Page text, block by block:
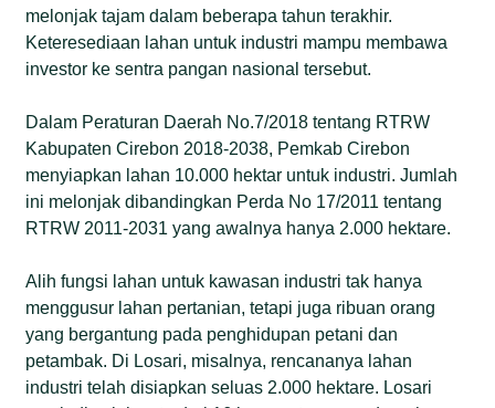
melonjak tajam dalam beberapa tahun terakhir.
Keteresediaan lahan untuk industri mampu membawa
investor ke sentra pangan nasional tersebut.
Dalam Peraturan Daerah No.7/2018 tentang RTRW
Kabupaten Cirebon 2018-2038, Pemkab Cirebon
menyiapkan lahan 10.000 hektar untuk industri. Jumlah
ini melonjak dibandingkan Perda No 17/2011 tentang
RTRW 2011-2031 yang awalnya hanya 2.000 hektare.
Alih fungsi lahan untuk kawasan industri tak hanya
menggusur lahan pertanian, tetapi juga ribuan orang
yang bergantung pada penghidupan petani dan
petambak. Di Losari, misalnya, rencananya lahan
industri telah disiapkan seluas 2.000 hektare. Losari